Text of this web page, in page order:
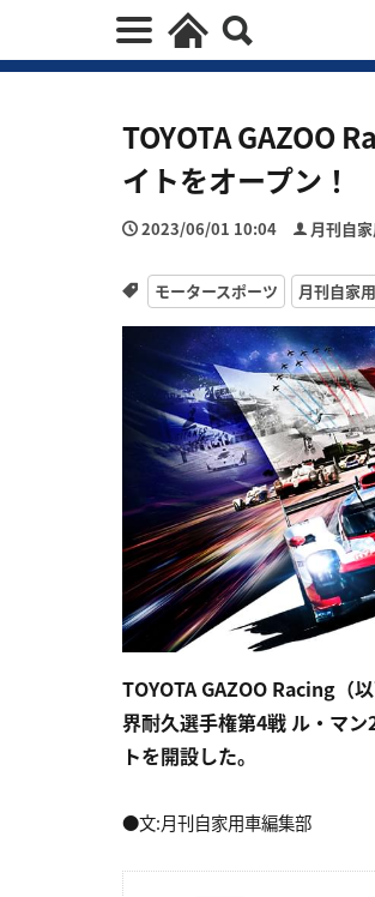
TOYOTA GAZOO
イトをオープン！
2023/06/01 10:04 月刊自
モータースポーツ 月刊自家
TOYOTA GAZOO Racing（
界耐久選手権第4戦 ル・マ
トを開設した。
●文:月刊自家用車編集部